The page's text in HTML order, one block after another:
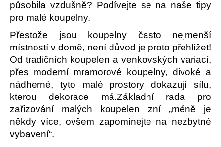
působila vzdušně? Podívejte se na naše tipy
pro malé koupelny.
Přestože jsou koupelny často nejmenší
místností v domě, není důvod je proto přehlížet!
Od tradičních koupelen a venkovských variací,
přes moderní mramorové koupelny, divoké a
nádherné, tyto malé prostory dokazují sílu,
kterou dekorace má.Základní rada pro
zařizování malých koupelen zní „méně je
někdy více, ovšem zapomínejte na nezbytné
vybavení“.
b
u
j
e
t
e
n
a
j
í
t